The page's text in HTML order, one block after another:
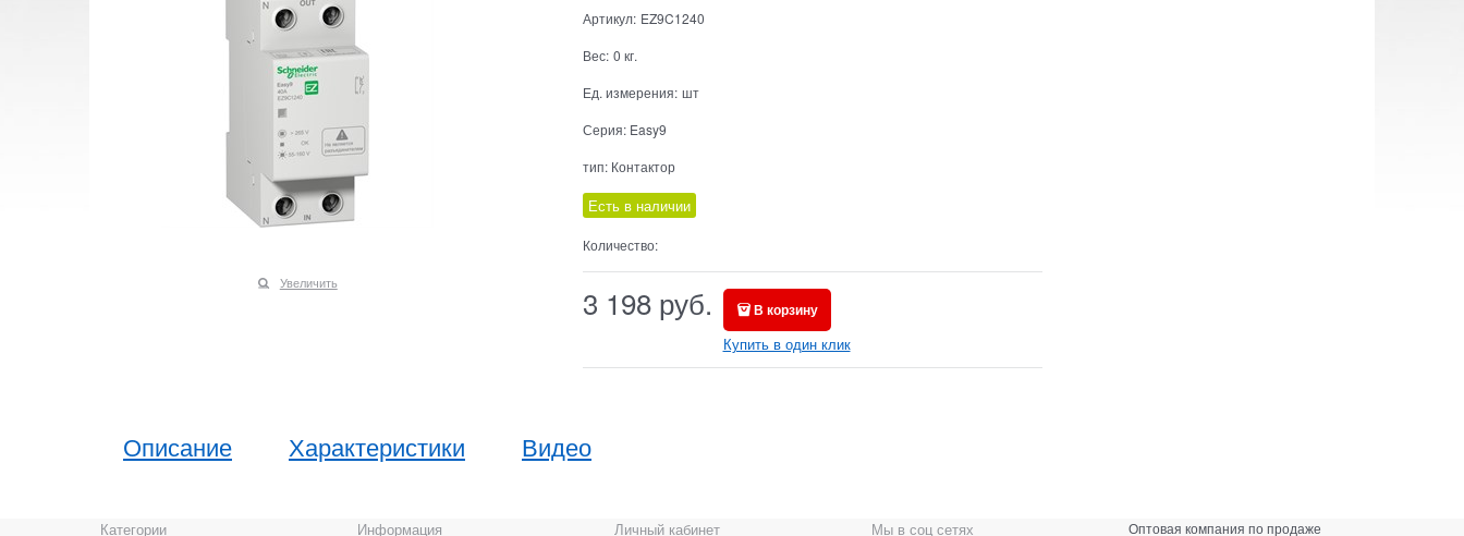
Увеличить
Артикул: EZ9C1240
Вес: 0 кг.
Ед. измерения: шт
Серия: Easy9
тип: Контактор
Есть в наличии
Количество:
3 198 руб. В корзину
Купить в один клик
Описание Характеристики Видео
Категории Информация Личный кабинет Мы в соц сетях Оптовая компания по продаже